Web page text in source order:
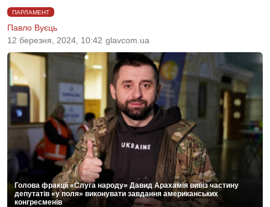
ПАРЛАМЕНТ
12 березня, 2024, 10:42 glavcom.ua
Павло Вуєць
Голова фракції «Слуга народу» Давид Арахамія вивіз частину
депутатів «у поля» виконувати завдання американських
конгресменів